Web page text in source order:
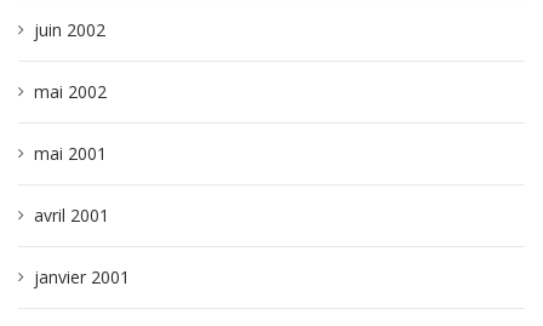
juin 2002
mai 2002
mai 2001
avril 2001
janvier 2001